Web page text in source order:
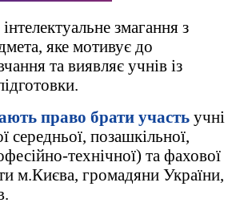
змагання з
яке мотивує до
та виявляє учнів із
право брати участь учні
середньої, позашкільної,
технічної) та фахової
м.Києва, громадяни України,